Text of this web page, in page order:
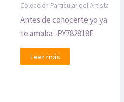
Colección Particular del Artista
Antes de conocerte yo ya
te amaba -PY782818F
Leer más